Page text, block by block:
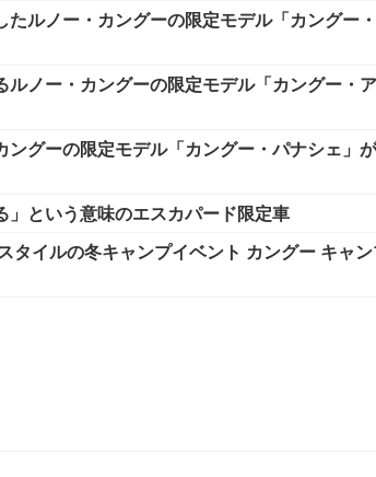
ルノー・カングーの限定モデル「カングー・
ノー・カングーの限定モデル「カングー・
グーの限定モデル「カングー・パナシェ」
という意味のエスカパード限定車
タイルの冬キャンプイベント カングー キャ